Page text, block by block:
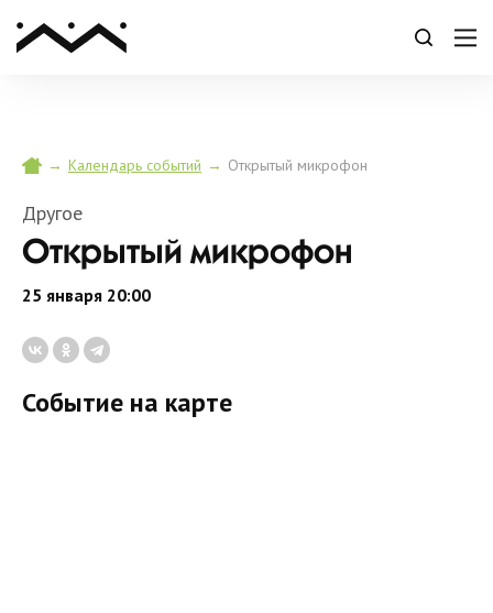
→ Календарь событий → Открытый микрофон
Другое
Открытый микрофон
25 января 20:00
Событие на карте